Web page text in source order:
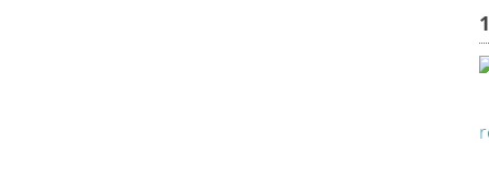
1
Recherche